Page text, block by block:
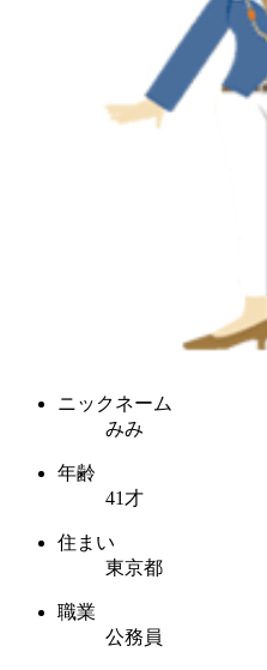
ニックネーム
みみ
年齢
41才
住まい
東京都
職業
公務員